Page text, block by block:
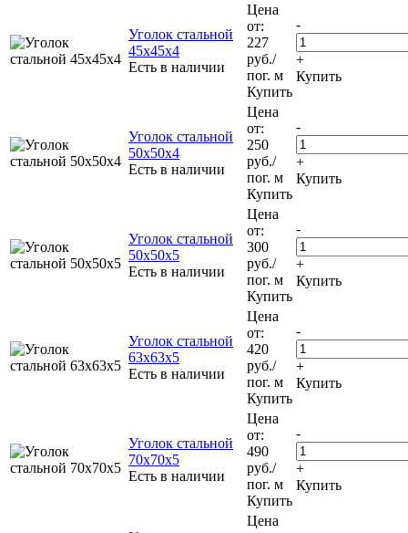
Уголок стальной
45х45х4
Есть в наличии
Цена
от:
227
руб./
пог. м
Купить
-
+
Купить
Уголок стальной
50х50х4
Есть в наличии
Цена
от:
250
руб./
пог. м
Купить
-
+
Купить
Уголок стальной
50х50х5
Есть в наличии
Цена
от:
300
руб./
пог. м
Купить
-
+
Купить
Уголок стальной
63х63х5
Есть в наличии
Цена
от:
420
руб./
пог. м
Купить
-
+
Купить
Уголок стальной
70х70х5
Есть в наличии
Цена
от:
490
руб./
пог. м
Купить
-
+
Купить
Цена